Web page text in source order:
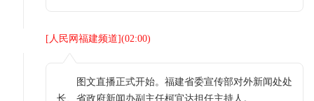
[ 人民网福建频道](02:00)
图文直播正式开始。福建省委宣传部对外新闻处处
长、省政府新闻办副主任柯宜达担任主持人。